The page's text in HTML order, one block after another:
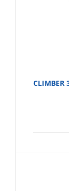
CLIMBER